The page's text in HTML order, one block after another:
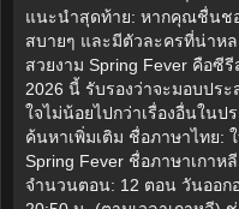
แนะนำสุดท้าย: หากคุณชื่นช
สบายๆ และมีตัวละครที่น่าห
สวยงาม Spring Fever คือซี
2026 นี้ รับรองว่าจะมอบปร
ใจไม่น้อยไปกว่าเรื่องอื่นใน
ค้นหาเพิ่มเติม ชื่อภาษาไทย:
Spring Fever ชื่อภาษาเกาห
จำนวนตอน: 12 ตอน วันออก